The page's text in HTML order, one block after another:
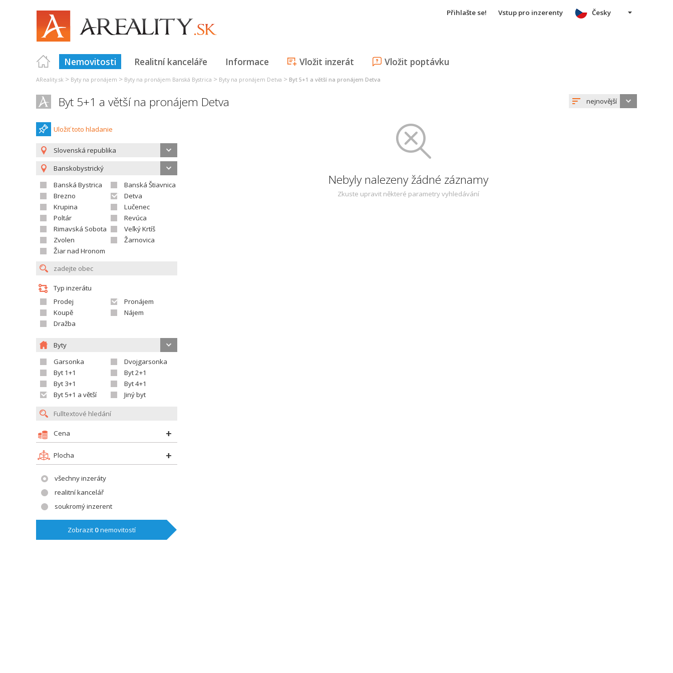
Přihlašte se! Vstup pro inzerenty
Nemovitosti Realitní kanceláře Informace Vložit inzerát Vložit poptávku
Česky
AReality.sk > Byty na pronájem > Byty na pronájem Banská Bystrica > Byty na pronájem Detva > Byt 5+1 a větší na pronájem Detva
Byt 5+1 a větší na pronájem Detva nejnovější
Uložiť toto hladanie
Slovenská republika
Banskobystrický
Banská Bystrica
Banská Štiavnica
Brezno
Detva
Krupina
Lučenec
Poltár
Revúca
Rimavská Sobota
Veľký Krtíš
Zvolen
Žarnovica
Žiar nad Hronom
Typ inzerátu
Prodej
Pronájem
Koupě
Nájem
Dražba
Byty
Garsonka
Dvojgarsonka
Byt 1+1
Byt 2+1
Byt 3+1
Byt 4+1
Byt 5+1 a větší
Jiný byt
Cena
Plocha
všechny inzeráty
realitní kancelář
soukromý inzerent
Zobrazit 0nemovitostí
Nebyly nalezeny žádné záznamy
Zkuste upravit některé parametry vyhledávání